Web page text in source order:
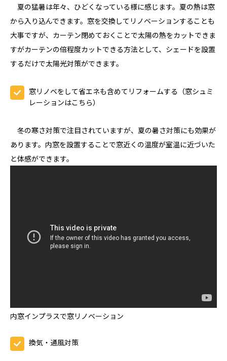
夏の猛暑は年々、ひどくなっている様に感じます。夏の熱は窓
から入り込んできます。窓を交換してリノベーションすることも
大事ですが、カーテン閉めておくことで太陽の熱をカットできま
すがカーテンの倍程度カットできる方法として、シェードを設置
するだけで太陽光対策ができます。
窓リノベをして省エネも含めてリフォームする（窓シュミ
レーションはこちら）
冬の寒さ対策で注目されていますが、夏の暑さ対策にも効果が
あります。内窓を設置することで窓近くの温度が室温に近づいた
と体感ができます。
内窓インプラスで窓リノベーション
換気・通風対策